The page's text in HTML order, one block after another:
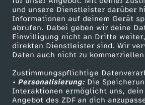
und unsere Dienstleister darüber
Informationen auf deinem Gerät
abrufen. Dabei geben wir deine
Einwilligung nicht an Dritte
direkten Dienstleister sind. Wir
Daten auch nicht zu
Zustimmungspflichtige
• Personalisierung:Die
Interaktionen ermöglicht uns, dein
Angebot des ZDF an dich
o
d
t
r
Mehr ZDF
ZDF-Apps
Smart TV
ZDFtext
Livestreams
Sendungen A-Z
Service
Kontakt
Tickets
Hilfe